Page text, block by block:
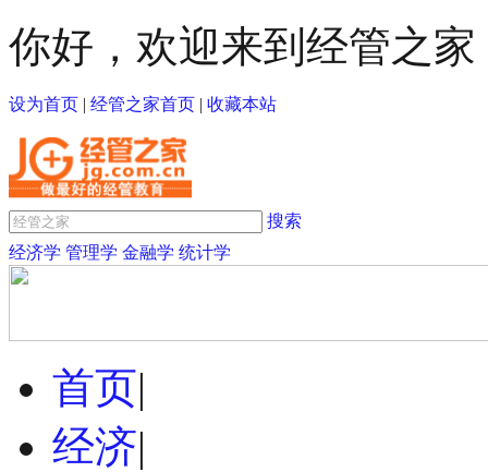
你好，欢迎来到经管之家
设为首页 | 经管之家首页 | 收藏本站
搜索
经济学 管理学 金融学 统计学
首页|
经济|